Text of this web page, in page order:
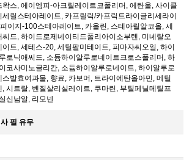
스, 에이엠피-아크릴레이트코폴리머, 에탄올, 사이클
릴스테아레이트, 카프릴릭/카프릭트라이글리세라이
이지-100스테아레이트, 카올린, 스테아릴알코올, 세
드, 하이드로제네이티드폴리아이소부텐, 미네랄오
트, 세테스-20, 세틸팔미테이트, 피마자씨오일, 하이
로닉애씨드, 소듐하이알루로네이트크로스폴리머, 하
코사미노글리칸, 소듐하이알루로네이트, 하이알루로
발효여과물, 향료, 카보머, 트라이에탄올아민, 메틸
시트랄, 벤질살리실레이트, 쿠마린, 부틸페닐메틸프
신남알, 리모넨
필 유무